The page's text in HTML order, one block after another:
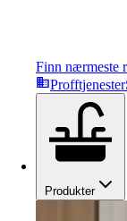
Finn nærmeste
Profftjenester
Produkter